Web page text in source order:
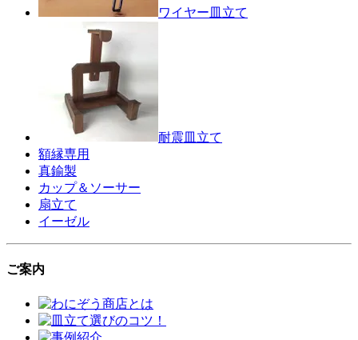
ワイヤー皿立て
耐震皿立て
額縁専用
真鍮製
カップ＆ソーサー
扇立て
イーゼル
ご案内